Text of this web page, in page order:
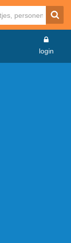
login